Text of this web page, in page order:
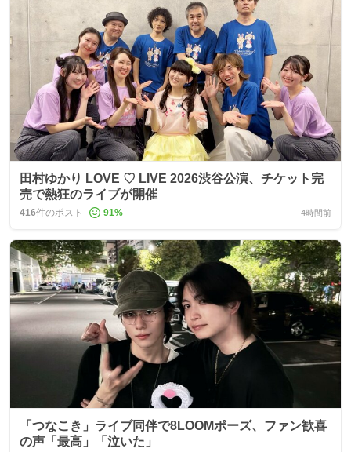
田村ゆかり LOVE ♡ LIVE 2026渋谷公演、チケット完
売で熱狂のライブが開催
416件のポスト 91% 4時間前
「つなこき」ライブ同伴で8LOOMポーズ、ファン歓喜
の声「最高」「泣いた」